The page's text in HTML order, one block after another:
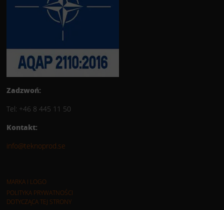
Zadzwoń:
Tel: +46 8 445 11 50
Kontakt:
info@teknoprod.se
MARKA I LOGO
POLITYKA PRYWATNOŚCI
DOTYCZĄCA TEJ STRONY